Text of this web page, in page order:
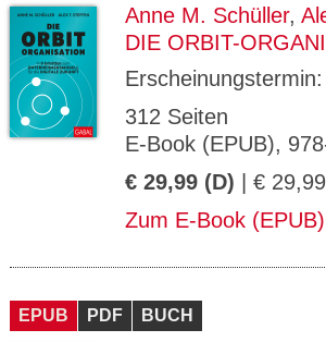
Anne M. Schüller,
DIE ORBIT-
Erscheinungstermin:
312 Seiten
E-Book (EPUB),
€ 29,99 (D) | €
Zum E-Book (EPUB)
EPUB PDF BUCH